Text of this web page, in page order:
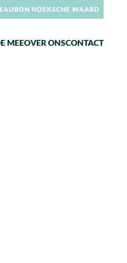
HOEKSCHE WAARD
MEEOVER ONSCONTACT